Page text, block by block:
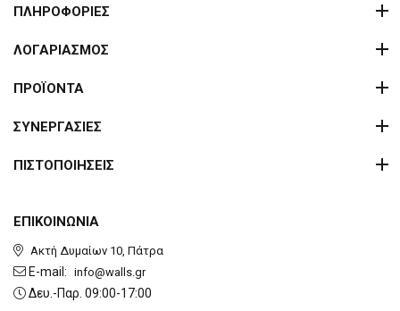
ΕΠΙΚΟΙΝΩΝΙΑ
Ακτή Δυμαίων 10, Πάτρα
E-mail: info@walls.gr
Δευ.-Παρ. 09:00-17:00
ΠΛΗΡΟΦΟΡΙΕΣ
ΛΟΓΑΡΙΑΣΜΟΣ
ΠΡΟΪΟΝΤΑ
ΣΥΝΕΡΓΑΣΙΕΣ
ΠΙΣΤΟΠΟΙΗΣΕΙΣ